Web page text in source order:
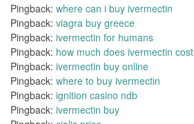
Pingback: where can i buy ivermectin
Pingback: viagra buy greece
Pingback: ivermectin for humans
Pingback: how much does ivermectin cost
Pingback: ivermectin buy online
Pingback: where to buy ivermectin
Pingback: ignition casino ndb
Pingback: ivermectin buy